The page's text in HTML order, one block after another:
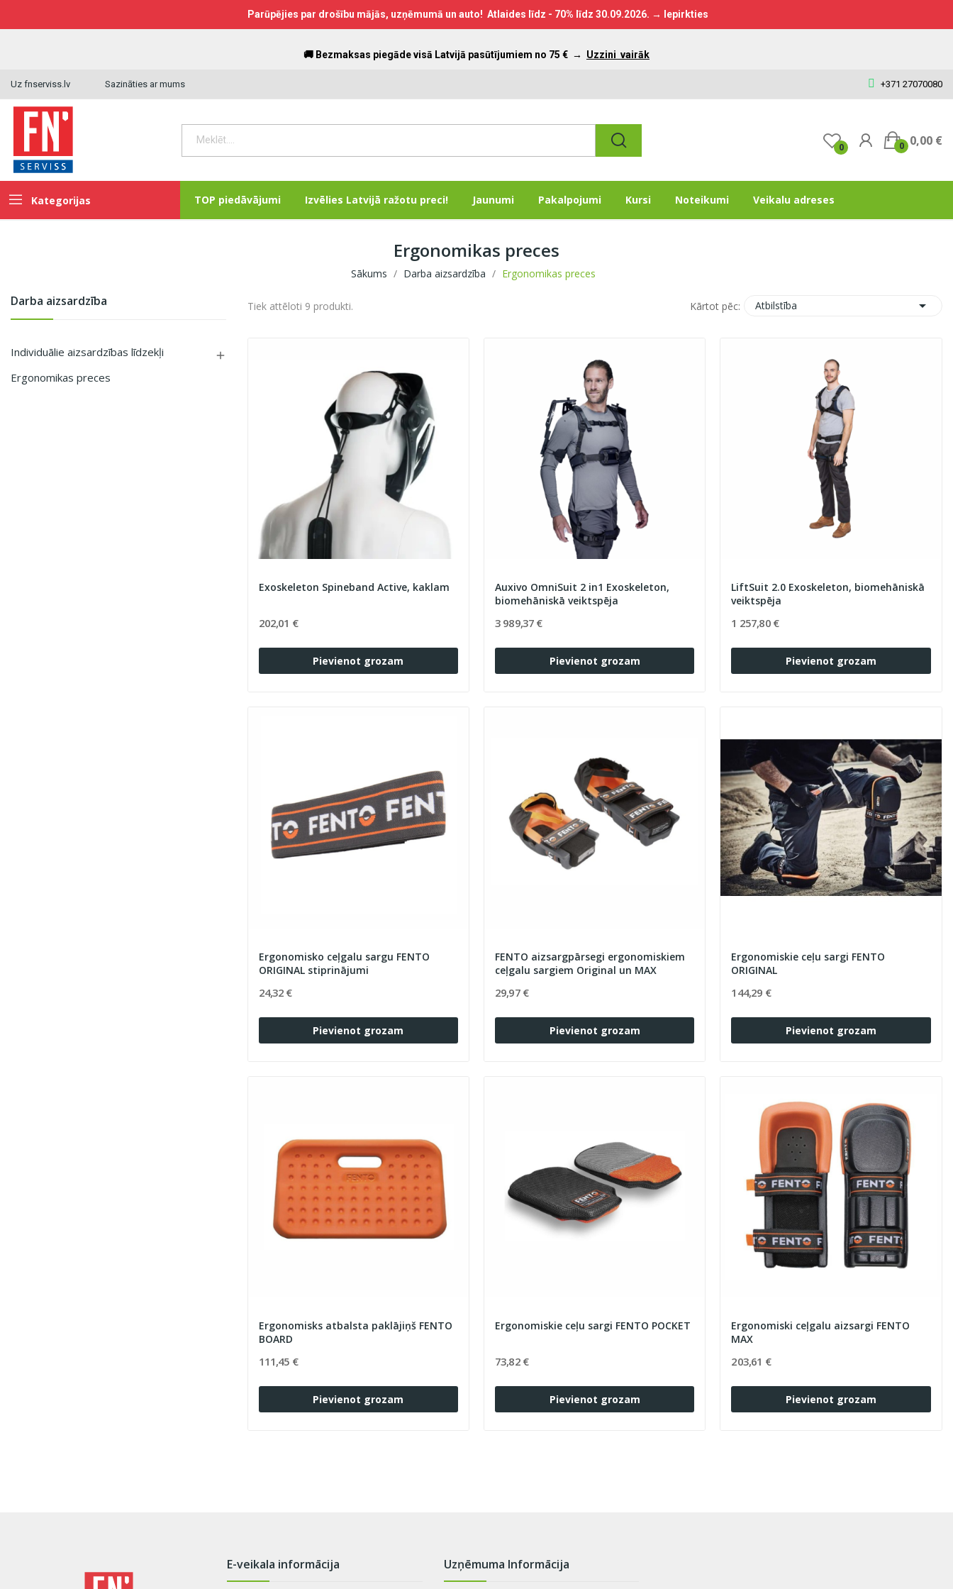
Parūpējies par drošību mājās, uzņēmumā un auto! Atlaides līdz - 70% līdz 30.09.2026. → Iepirkties
🚚 Bezmaksas piegāde visā Latvijā pasūtījumiem no 75 € → Uzzini vairāk
Uz fnserviss.lv Sazināties ar mums +371 27070080
0 0,00 €
0
Kategorijas TOP piedāvājumi Izvēlies Latvijā ražotu preci! Jaunumi Pakalpojumi Kursi Noteikumi Veikalu adreses
Ergonomikas preces
Sākums Darba aizsardzība Ergonomikas preces
Darba aizsardzība
Individuālie aizsardzības līdzekļi 
Ergonomikas preces
Tiek attēloti 9 produkti. Kārtot pēc: Atbilstība 
Exoskeleton Spineband Active, kaklam
202,01 €
Pievienot grozam
Auxivo OmniSuit 2 in1 Exoskeleton,
biomehāniskā veiktspēja
3 989,37 €
Pievienot grozam
LiftSuit 2.0 Exoskeleton, biomehāniskā
veiktspēja
1 257,80 €
Pievienot grozam
Ergonomisko ceļgalu sargu FENTO
ORIGINAL stiprinājumi
24,32 €
Pievienot grozam
FENTO aizsargpārsegi ergonomiskiem
ceļgalu sargiem Original un MAX
29,97 €
Pievienot grozam
Ergonomiskie ceļu sargi FENTO
ORIGINAL
144,29 €
Pievienot grozam
Ergonomisks atbalsta paklājiņš FENTO
BOARD
111,45 €
Pievienot grozam
Ergonomiskie ceļu sargi FENTO POCKET
73,82 €
Pievienot grozam
Ergonomiski ceļgalu aizsargi FENTO
MAX
203,61 €
Pievienot grozam
E-veikala informācija Uzņēmuma Informācija